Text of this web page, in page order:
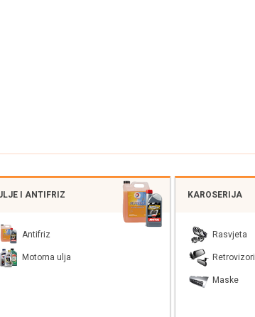
I ANTIFRIZ
Antifriz
Motorna ulja
KAROSERIJA
Rasvjeta
Retrovizori
Maske